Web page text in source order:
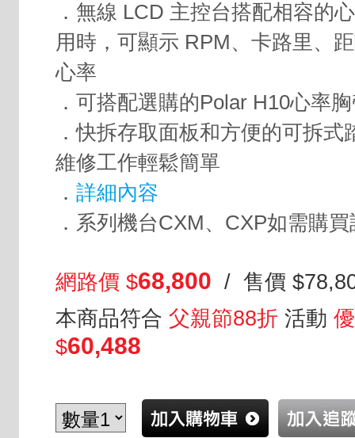
．無線 LCD 主控台搭配相容的
用時，可顯示 RPM、卡路里、
心率
．可搭配選購的Polar H10心率
．快拆存取面板和方便的可拆式
維修工作輕鬆簡單
． 詳細內容
．系列機台CXM、CXP如需購
網路價 $68,800 / 售價
本商品符合 父親節88折 活動
$60,488